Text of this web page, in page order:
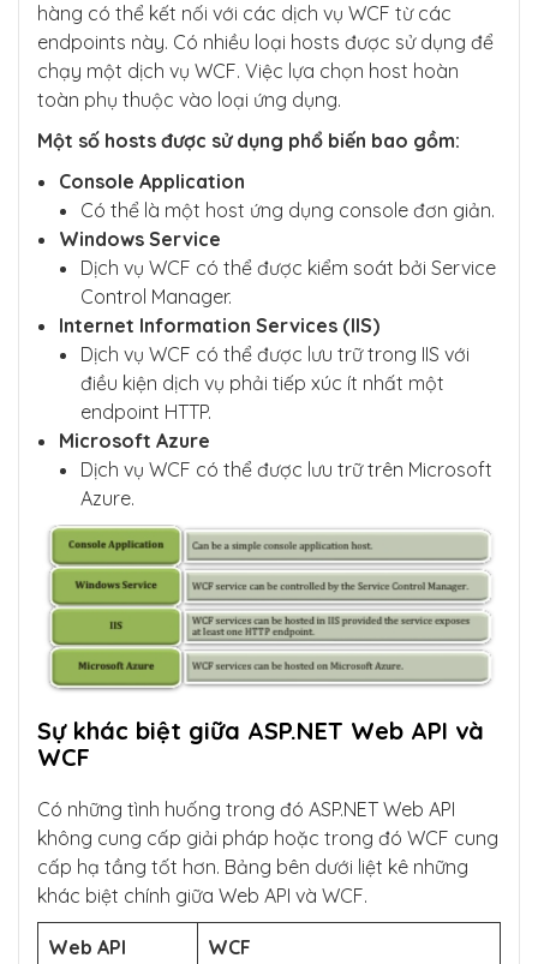
hàng có thể kết nối với các dịch vụ WCF từ các
endpoints này. Có nhiều loại hosts được sử dụng để
chạy một dịch vụ WCF. Việc lựa chọn host hoàn
toàn phụ thuộc vào loại ứng dụng.
Một số hosts được sử dụng phổ biến bao gồm:
Console Application
Có thể là một host ứng dụng console đơn giản.
Windows Service
Dịch vụ WCF có thể được kiểm soát bởi Service
Control Manager.
Internet Information Services (IIS)
Dịch vụ WCF có thể được lưu trữ trong IIS với
điều kiện dịch vụ phải tiếp xúc ít nhất một
endpoint HTTP.
Microsoft Azure
Dịch vụ WCF có thể được lưu trữ trên Microsoft
Azure.
Sự khác biệt giữa ASP.NET Web API và
WCF
Có những tình huống trong đó ASP.NET Web API
không cung cấp giải pháp hoặc trong đó WCF cung
cấp hạ tầng tốt hơn. Bảng bên dưới liệt kê những
khác biệt chính giữa Web API và WCF.
Web API WCF